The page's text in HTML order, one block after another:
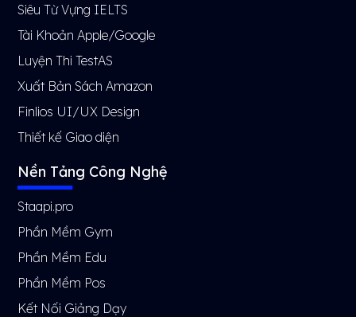
Siêu Từ Vựng IELTS
Tài Khoản Apple/Google
Luyện Thi TestAS
Xuất Bản Sách Amazon
Finlios UI/UX Design
Thiết kế Giao diện
Nền Tảng Công Nghệ
Staapi.pro
Phần Mềm Gym
Phần Mềm Edu
Phần Mềm Pos
Kết Nối Giảng Dạy